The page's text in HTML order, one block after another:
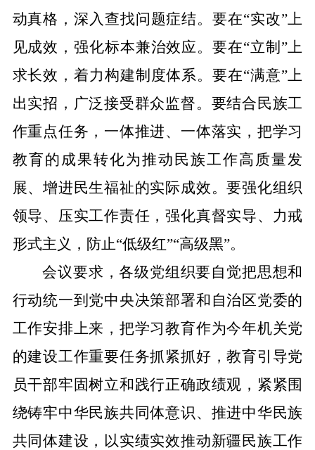
动真格，深入查找问题症结。要在“实改”上
见成效，强化标本兼治效应。要在“立制 ”上
求长效，着力构建制度体系。要在“满意”上
出实招，广泛接受群众监督。要结合民族工
作重点任务，一体推进、一体落实， 把学习
教育的成果转化为推动民族工作高质量发
展、增进民生福祉的实际成效。要强化组织
领导、压实工作责任，强化真督实导、力戒
形式主义，防止“低级红”“高级黑”。
会议要求，各级党组织要自觉把思想和
行动统一到党中央决策部署和自治区党委的
工作安排上来，把学习教育作为今年机关党
的建设工作重要任务抓紧抓好，教育引导党
员干部牢固树立和践行正确政绩观，紧紧围
绕铸牢中华民族共同体意识、推进中华民族
共同体建设 ，以实绩实效推动新疆民族工作